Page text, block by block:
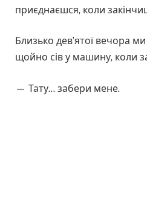
приєднаєшся, коли
Близько дев’ятої вечора
щойно сів у машину, коли
— Тату… забери мене.